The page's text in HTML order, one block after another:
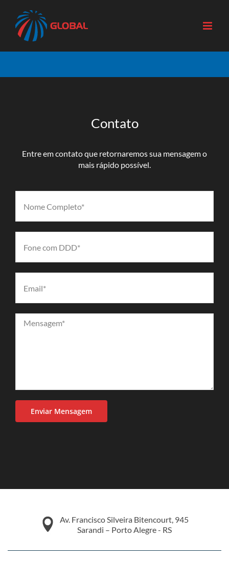
content
Contato
Entre em contato que retornaremos sua mensagem o
mais rápido possível.
Av. Francisco Silveira Bitencourt, 945
Sarandi – Porto Alegre - RS